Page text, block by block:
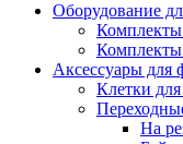
Оборудование
Комплекты
Аксессуары для
Клетки
На